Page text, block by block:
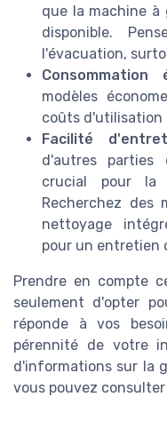
que la machine à
disponible.
l'évacuation,
Consommation
modèles
coûts d'utilisation
Facilité
d'autres
crucial pour la
Recherchez des
nettoyage
pour un entretien
Prendre en compte
seulement d'opter
réponde à vos
pérennité de votre
d'informations sur la
vous pouvez consulter